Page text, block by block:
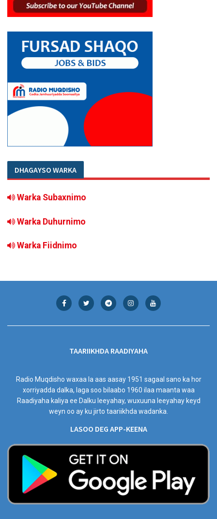
DHAGAYSO WARKA
Warka Subaxnimo
Warka Duhurnimo
Warka Fiidnimo
TAARIIKHDA RAADIYAHA
Radio Muqdisho waxaa la aas aasay 1951 sagaal sano ka hor
xorriyadda dalka, laga soo bilaabo 1960 ilaa maanta waa
Raadiyaha kaliya ee Dalku leeyahay, wuxuuna leeyahay keyd
weyn oo ay ku jirto taariikhda wadanka.
LASOO DEG APP-KEENA